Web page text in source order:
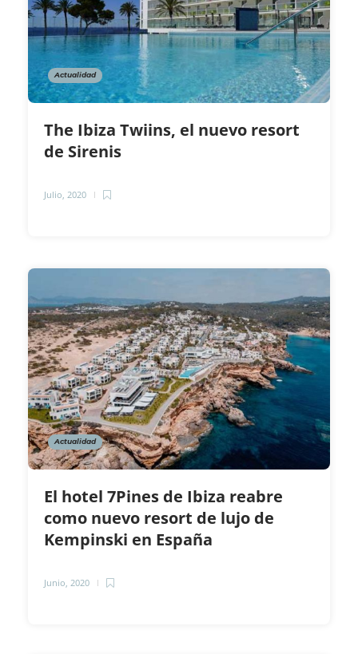
Actualidad
The Ibiza Twiins, el nuevo resort
de Sirenis
Julio, 2020
Actualidad
El hotel 7Pines de Ibiza reabre
como nuevo resort de lujo de
Kempinski en España
Junio, 2020